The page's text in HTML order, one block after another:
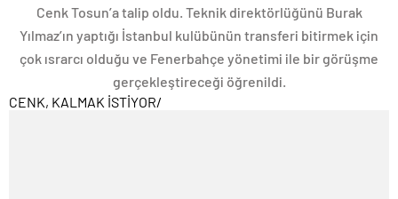
Cenk Tosun’a talip oldu. Teknik direktörlüğünü Burak
Yılmaz’ın yaptığı İstanbul kulübünün transferi bitirmek için
çok ısrarcı olduğu ve Fenerbahçe yönetimi ile bir görüşme
gerçekleştireceği öğrenildi.
CENK, KALMAK İSTİYOR/